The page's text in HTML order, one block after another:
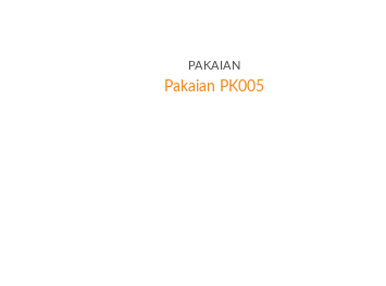
PAKAIAN
Pakaian PK005